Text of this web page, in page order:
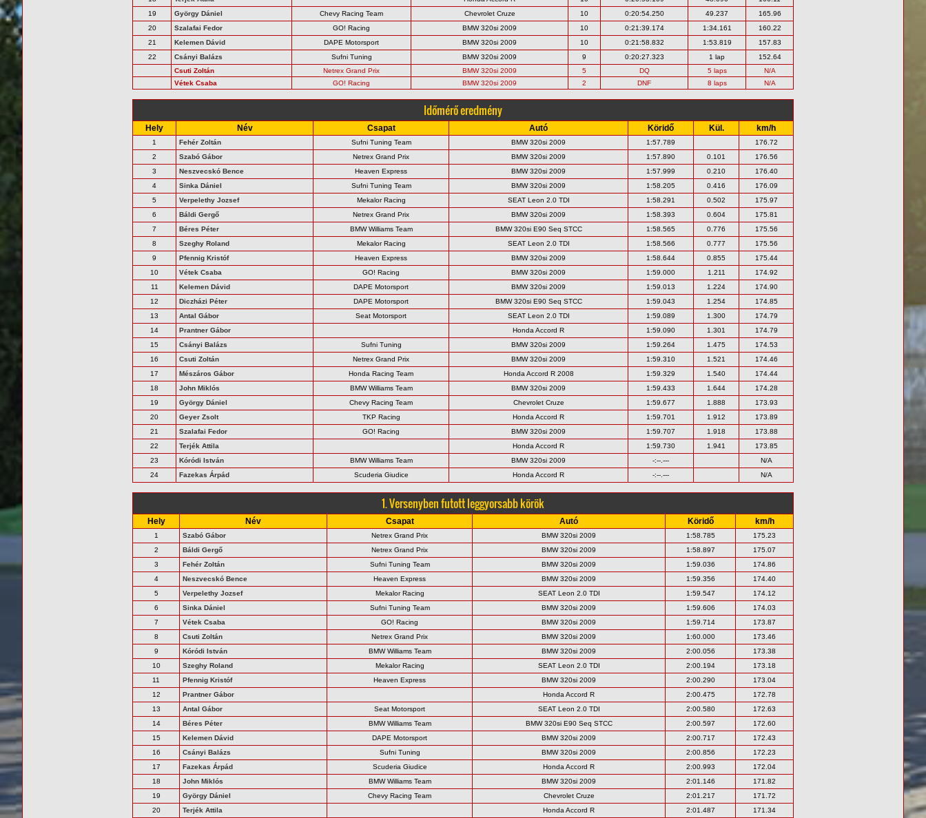
19
György Dániel Chevy Racing Team Chevrolet Cruze 10 0:20:54.250 49.237
165.96
20
Szalafai Fedor GO! Racing BMW 320si 2009 10 0:21:39.174 1:34.161
160.22
21
Kelemen Dávid DAPE Motorsport BMW 320si 2009 10 0:21:58.832 1:53.819
157.83
22
Csányi Balázs Sufni Tuning BMW 320si 2009 9 0:20:27.323 1 lap
152.64
Csuti Zoltán
Netrex Grand Prix BMW 320si 2009 5 DQ 5 laps
N/A
Vétek Csaba
GO! Racing BMW 320si 2009 2 DNF 8 laps N/A
Időmérő eredmény
Hely Név Csapat Autó Köridő Kül. km/h
1 Fehér Zoltán Sufni Tuning Team BMW 320si 2009 1:57.789
176.72
2
Szabó Gábor Netrex Grand Prix BMW 320si 2009 1:57.890 0.101
176.56
3
Neszvecskó Bence Heaven Express BMW 320si 2009 1:57.999 0.210
176.40
4
Sinka Dániel Sufni Tuning Team BMW 320si 2009 1:58.205 0.416
176.09
5
Verpelethy Jozsef Mekalor Racing SEAT Leon 2.0 TDI 1:58.291 0.502
175.97
6
Báldi Gergő Netrex Grand Prix BMW 320si 2009 1:58.393 0.604
175.81
7
Béres Péter BMW Williams Team BMW 320si E90 Seq STCC 1:58.565 0.776
175.56
8
Szeghy Roland Mekalor Racing SEAT Leon 2.0 TDI 1:58.566 0.777
175.56
9
Pfennig Kristóf Heaven Express BMW 320si 2009 1:58.644 0.855
175.44
10
Vétek Csaba GO! Racing BMW 320si 2009 1:59.000 1.211
174.92
11
Kelemen Dávid DAPE Motorsport BMW 320si 2009 1:59.013 1.224
174.90
12
Diczházi Péter DAPE Motorsport BMW 320si E90 Seq STCC 1:59.043 1.254
174.85
13
Antal Gábor Seat Motorsport SEAT Leon 2.0 TDI 1:59.089 1.300
174.79
14
Prantner Gábor Honda Accord R 1:59.090 1.301
174.79
15
Csányi Balázs Sufni Tuning BMW 320si 2009 1:59.264 1.475
174.53
16
Csuti Zoltán Netrex Grand Prix BMW 320si 2009 1:59.310 1.521
174.46
17
Mészáros Gábor Honda Racing Team Honda Accord R 2008 1:59.329 1.540
174.44
18
John Miklós BMW Williams Team BMW 320si 2009 1:59.433 1.644
174.28
19
György Dániel Chevy Racing Team Chevrolet Cruze 1:59.677 1.888
173.93
20
Geyer Zsolt TKP Racing Honda Accord R 1:59.701 1.912
173.89
21
Szalafai Fedor GO! Racing BMW 320si 2009 1:59.707 1.918
173.88
22
Terjék Attila Honda Accord R 1:59.730 1.941
173.85
23
Kóródi István BMW Williams Team BMW 320si 2009 -:--.---
N/A
24
Fazekas Árpád Scuderia Giudice Honda Accord R -:--.--- N/A
1. Versenyben futott leggyorsabb körök
Hely Név Csapat Autó Köridő km/h
1 Szabó Gábor Netrex Grand Prix BMW 320si 2009 1:58.785
175.23
2
Báldi Gergő Netrex Grand Prix BMW 320si 2009 1:58.897
175.07
3
Fehér Zoltán Sufni Tuning Team BMW 320si 2009 1:59.036
174.86
4
Neszvecskó Bence Heaven Express BMW 320si 2009 1:59.356
174.40
5
Verpelethy Jozsef Mekalor Racing SEAT Leon 2.0 TDI 1:59.547
174.12
6
Sinka Dániel Sufni Tuning Team BMW 320si 2009 1:59.606
174.03
7
Vétek Csaba GO! Racing BMW 320si 2009 1:59.714
173.87
8
Csuti Zoltán Netrex Grand Prix BMW 320si 2009 1:60.000
173.46
9
Kóródi István BMW Williams Team BMW 320si 2009 2:00.056
173.38
10
Szeghy Roland Mekalor Racing SEAT Leon 2.0 TDI 2:00.194
173.18
11
Pfennig Kristóf Heaven Express BMW 320si 2009 2:00.290
173.04
12
Prantner Gábor Honda Accord R 2:00.475
172.78
13
Antal Gábor Seat Motorsport SEAT Leon 2.0 TDI 2:00.580
172.63
14
Béres Péter BMW Williams Team BMW 320si E90 Seq STCC 2:00.597
172.60
15
Kelemen Dávid DAPE Motorsport BMW 320si 2009 2:00.717
172.43
16
Csányi Balázs Sufni Tuning BMW 320si 2009 2:00.856
172.23
17
Fazekas Árpád Scuderia Giudice Honda Accord R 2:00.993
172.04
18
John Miklós BMW Williams Team BMW 320si 2009 2:01.146
171.82
19
György Dániel Chevy Racing Team Chevrolet Cruze 2:01.217
171.72
20
Terjék Attila Honda Accord R 2:01.487
171.34